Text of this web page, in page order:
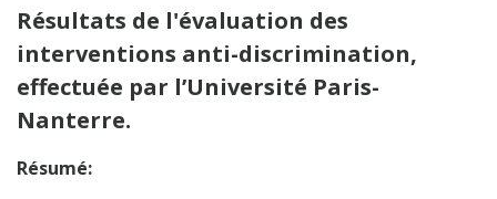
Résultats de l'évaluation des
interventions anti-discrimination,
effectuée par l’Université Paris-
Nanterre.
Résumé: